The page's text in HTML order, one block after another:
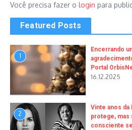
Você precisa fazer o login para
Featured Posts
1
Encerrando
Portal
16.12.2025
2
Vinte anos da
protege, mas
consciente